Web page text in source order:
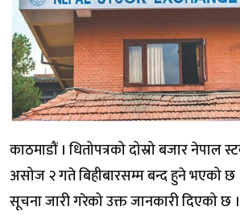
काठमाडौं । धितोपत्रको दोस्रो बजार नेपाल
असोज २ गते बिहीबारसम्म बन्द हुने भएको छ
सूचना जारी गरेको उक्त जानकारी दिएको छ ।